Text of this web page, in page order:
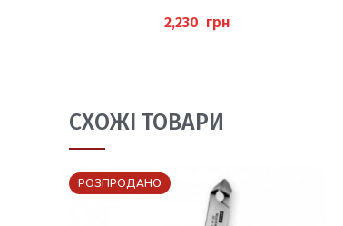
грн
СХОЖІ ТОВАРИ
РОЗПРОДАНО